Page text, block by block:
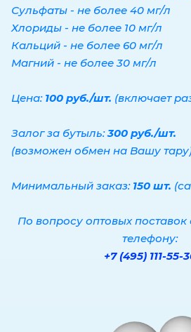
Сульфаты - не более 40 мг/л
Хлориды - не более 10 мг/л
Кальций - не более 60 мг/л
Магний - не более 30 мг/л
Цена: 100 руб./шт. (включает
Залог за бутыль:300 руб./шт.
(возможен обмен на Вашу
Минимальный заказ: 150 шт.
По вопросу оптовых
телефону:
+7 (495) 111-55-